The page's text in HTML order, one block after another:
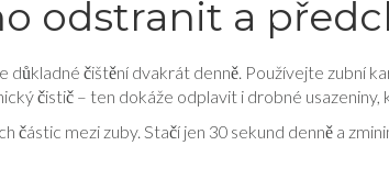
odstranit a
čištění dvakrát denně. Používejte zubní
čistič – ten dokáže odplavit i drobné usazeniny,
částic mezi zuby. Stačí jen 30 sekund denně a